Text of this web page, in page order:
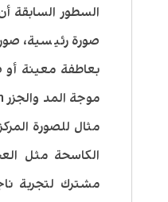
السطور السابقة
صورة رئيسية،
بعاطفة معينة أو
موجة المد والجزر
مثال للصورة
الكاسحة مثل
مشترك لتجربة